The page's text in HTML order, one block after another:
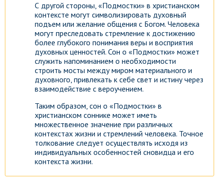
С другой стороны, «Подмостки» в христианском
контексте могут символизировать духовный
подъем или желание общения с Богом. Человека
могут преследовать стремление к достижению
более глубокого понимания веры и восприятия
духовных ценностей. Сон о «Подмостки» может
служить напоминанием о необходимости
строить мосты между миром материального и
духовного, привлекать к себе свет и истину через
взаимодействие с вероучением.
Таким образом, сон о «Подмостки» в
христианском соннике может иметь
множественное значение при различных
контекстах жизни и стремлений человека. Точное
толкование следует осуществлять исходя из
индивидуальных особенностей сновидца и его
контекста жизни.